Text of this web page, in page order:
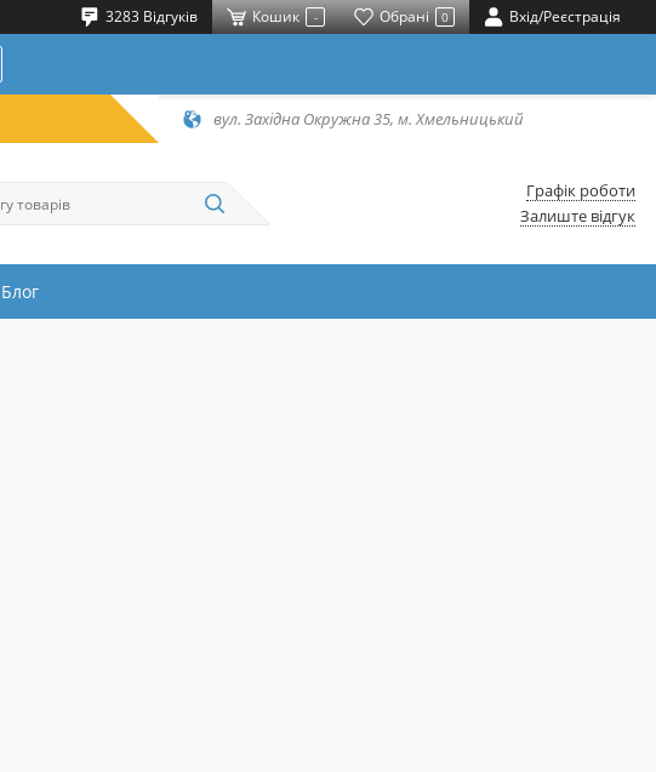
3283 Відгуків Кошик - Обрані 0 Вхід/Реєстрація
вул. Західна Окружна 35, м. Хмельницький
Графік роботи
Залиште відгук
Блог